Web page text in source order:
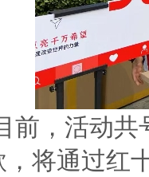
前，活动共
，将通过红